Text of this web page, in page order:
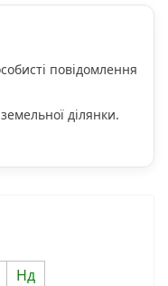
повідомлення
ділянки.
Нд